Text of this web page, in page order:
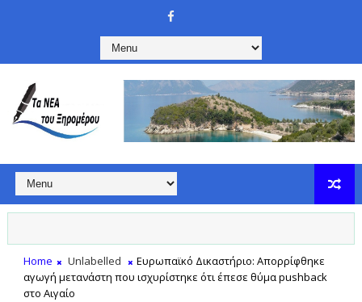
Home Unlabelled
Ευρωπαϊκό Δικαστήριο: Απορρίφθηκε
αγωγή μετανάστη που ισχυρίστηκε ότι έπεσε θύμα pushback
στο Αιγαίο